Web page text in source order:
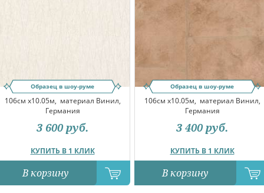
Образец в шоу-руме
106см x10.05м, материал Винил,
Германия
КУПИТЬ В 1 КЛИК
3 600 руб.
В корзину
Образец в шоу-руме
106см x10.05м, материал Винил,
Германия
КУПИТЬ В 1 КЛИК
3 400 руб.
В корзину